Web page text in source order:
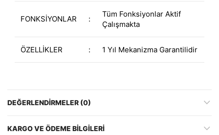
FONKSİYONLAR :
Tüm Fonksiyonlar Aktif
Çalışmakta
ÖZELLİKLER : 1 Yıl Mekanizma Garantilidir
DEĞERLENDIRMELER (0)
KARGO VE ÖDEME BILGILERI